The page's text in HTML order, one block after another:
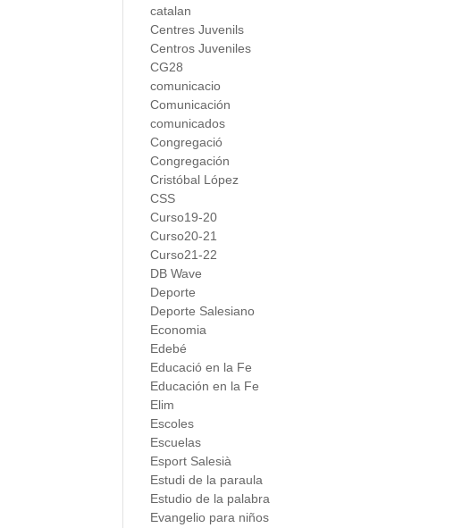
catalan
Centres Juvenils
Centros Juveniles
CG28
comunicacio
Comunicación
comunicados
Congregació
Congregación
Cristóbal López
CSS
Curso19-20
Curso20-21
Curso21-22
DB Wave
Deporte
Deporte Salesiano
Economia
Edebé
Educació en la Fe
Educación en la Fe
Elim
Escoles
Escuelas
Esport Salesià
Estudi de la paraula
Estudio de la palabra
Evangelio para niños